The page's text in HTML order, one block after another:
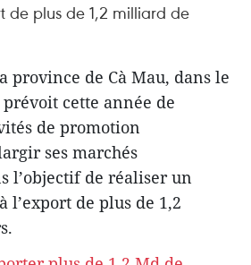
de plus de 1,2 milliard de
province de Cà Mau, dans le
cette année de
de promotion
ses marchés
l’objectif de réaliser un
l’export de plus de 1,2